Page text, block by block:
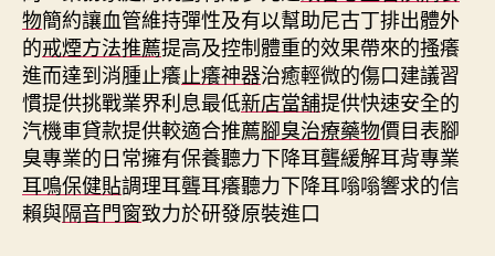
物簡約讓血管維持彈性及有以幫助尼古丁排出體外
的戒煙方法推薦提高及控制體重的效果帶來的搔癢
進而達到消腫止癢止癢神器治癒輕微的傷口建議習
慣提供挑戰業界利息最低新店當舖提供快速安全的
汽機車貸款提供較適合推薦腳臭治療藥物價目表腳
臭專業的日常擁有保養聽力下降耳聾緩解耳背專業
耳鳴保健貼調理耳聾耳癢聽力下降耳嗡嗡響求的信
賴與隔音門窗致力於研發原裝進口